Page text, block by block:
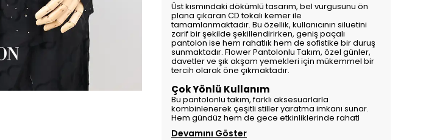
Üst kısmındaki dökümlü tasarım, bel vurgusunu ön
plana çıkaran CD tokalı kemer ile
tamamlanmaktadır. Bu özellik, kullanıcının siluetini
zarif bir şekilde şekillendirirken, geniş paçalı
pantolon ise hem rahatlık hem de sofistike bir duruş
sunmaktadır. Flower Pantolonlu Takım, özel günler,
davetler ve şık akşam yemekleri için mükemmel bir
tercih olarak öne çıkmaktadır.
Çok Yönlü Kullanım
Bu pantolonlu takım, farklı aksesuarlarla
kombinlenerek çeşitli stiller yaratma imkanı sunar.
Hem gündüz hem de gece etkinliklerinde rahatl
Devamını Göster